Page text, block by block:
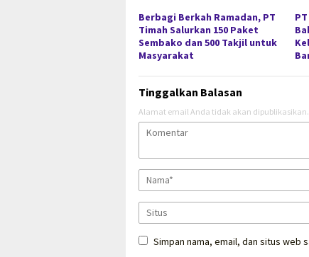
Berbagi Berkah Ramadan, PT
Timah Salurkan 150 Paket
Sembako dan 500 Takjil untuk
Masyarakat
Tinggalkan Balasan
Alamat email Anda tidak akan dipublikasikan.
Simpan nama, email, dan situs web